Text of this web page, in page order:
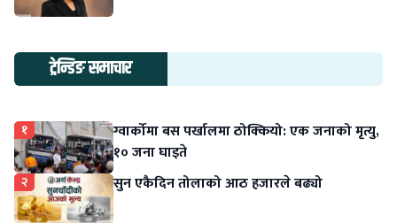
ट्रेन्डिङ समाचार
१
ग्वार्कोमा बस पर्खालमा ठोक्कियो: एक जनाको मृत्यु,
१० जना घाइते
२ सुन एकैदिन तोलाको आठ हजारले बढ्यो